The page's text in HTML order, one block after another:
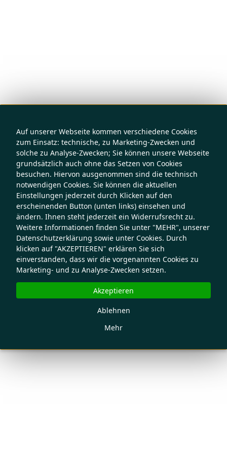
Auf unserer Webseite kommen verschiedene Cookies
zum Einsatz: technische, zu Marketing-Zwecken und
solche zu Analyse-Zwecken; Sie können unsere Webseite
grundsätzlich auch ohne das Setzen von Cookies
besuchen. Hiervon ausgenommen sind die technisch
notwendigen Cookies. Sie können die aktuellen
Einstellungen jederzeit durch Klicken auf den
erscheinenden Button (unten links) einsehen und
ändern. Ihnen steht jederzeit ein Widerrufsrecht zu.
Weitere Informationen finden Sie unter "MEHR", unserer
Datenschutzerklärung sowie unter Cookies. Durch
klicken auf "AKZEPTIEREN" erklären Sie sich
einverstanden, dass wir die vorgenannten Cookies zu
Marketing- und zu Analyse-Zwecken setzen.
Mehr
Ablehnen
Akzeptieren